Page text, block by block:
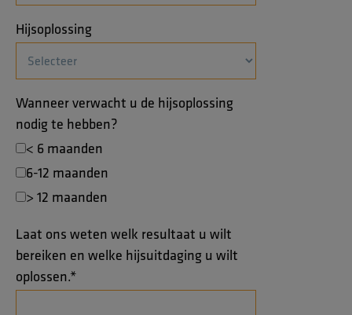
Hijsoplossing
Wanneer verwacht u de hijsoplossing
nodig te hebben?
< 6 maanden
6-12 maanden
> 12 maanden
Laat ons weten welk resultaat u wilt
bereiken en welke hijsuitdaging u wilt
oplossen.*